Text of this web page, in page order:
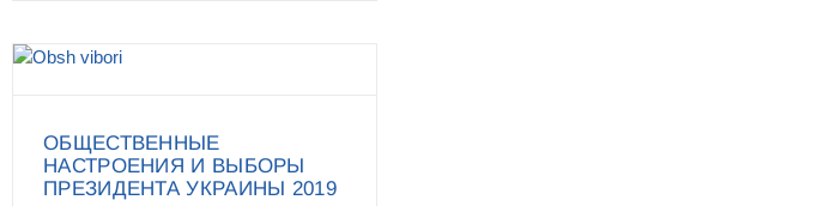
ОБЩЕСТВЕННЫЕ
НАСТРОЕНИЯ И ВЫБОРЫ
ПРЕЗИДЕНТА УКРАИНЫ 2019